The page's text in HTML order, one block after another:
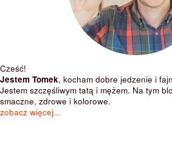
Cześć!
Jestem Tomek, kocham dobre jedzenie i
Jestem szczęśliwym tatą i mężem. Na tym
smaczne, zdrowe i kolorowe.
zobacz więcej...